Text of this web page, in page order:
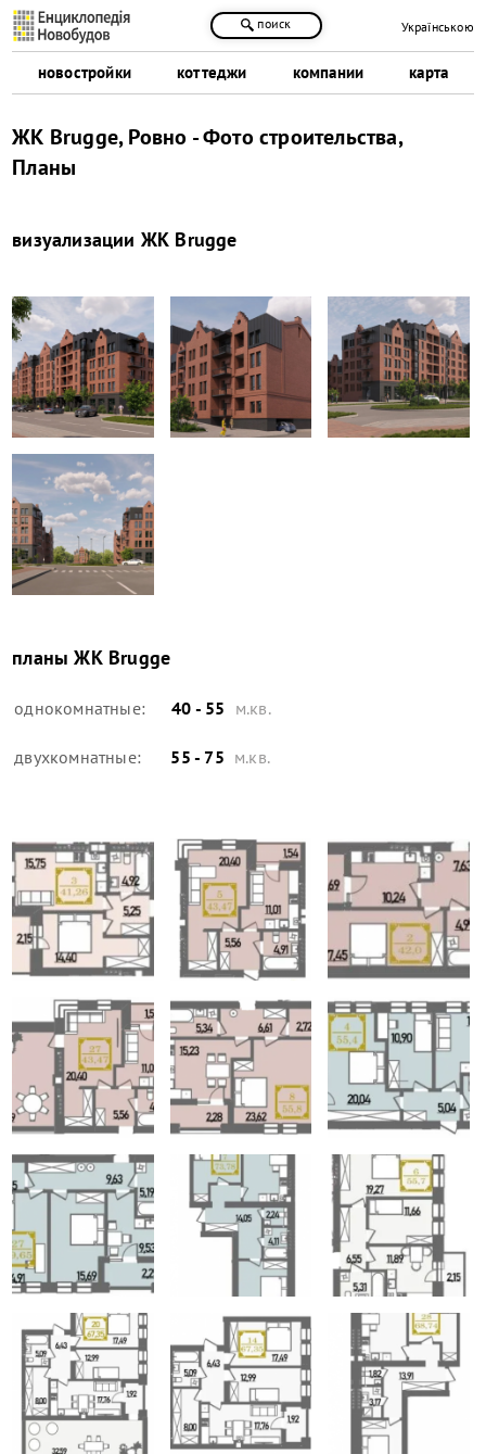
новостройки коттеджи компании карта
поиск Українською
ЖК Brugge, Ровно - Фото строительства,
Планы
визуализации ЖК Brugge
планыЖК Brugge
однокомнатные: 40 - 55 м.кв.
двухкомнатные: 55 - 75 м.кв.